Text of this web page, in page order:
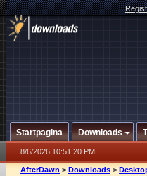
Startpagina Downloads
8/6/2026 10:51:20 PM
AfterDawn > Downloads >